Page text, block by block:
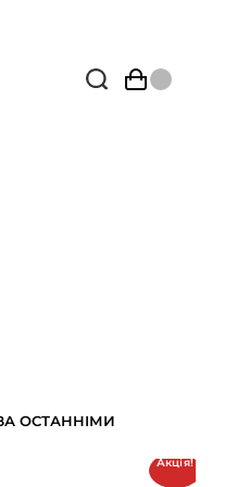
Акція!